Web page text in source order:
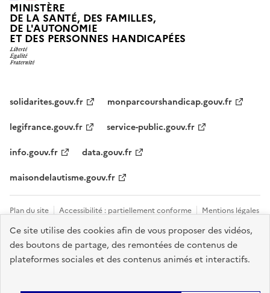
Ce site utilise des cookies afin de vous proposer des vidéos,
des boutons de partage, des remontées de contenus de
plateformes sociales et des contenus animés et interactifs.
MINISTÈRE
DE LA SANTÉ, DES FAMILLES,
DE L'AUTONOMIE
ET DES PERSONNES HANDICAPÉES
solidarites.gouv.fr
monparcourshandicap.gouv.fr
legifrance.gouv.fr
service-public.gouv.fr
info.gouv.fr
data.gouv.fr
maisondelautisme.gouv.fr
Plan du site Accessibilité : partiellement conforme
Mentions légales
Données personnelles et cookies
Nous contacter
Gestion des